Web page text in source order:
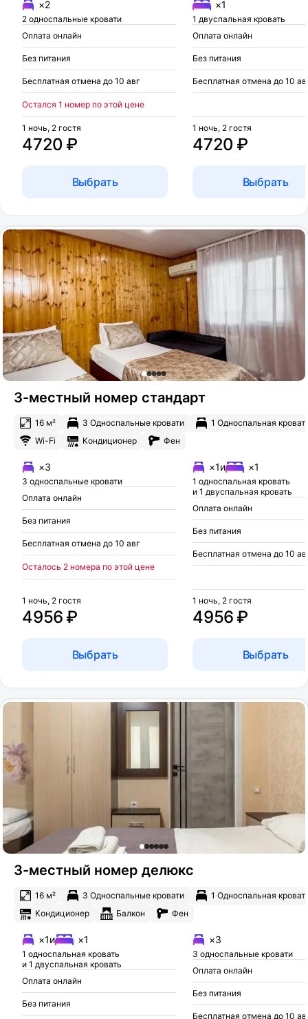
×2
2 односпальные кровати
Оплата онлайн
Без питания
Бесплатная отмена до 10 авг
Остался 1 номер по этой цене
4720 ₽
1 ночь, 2 гостя
Выбрать
×1
1 двуспальная кровать
Оплата онлайн
Без питания
Бесплатная отмена до 10
4720 ₽
1 ночь, 2 гостя
Выбрать
3-местный номер стандарт
16 м² 3 Односпальные кровати
1 Односпальная
Wi-Fi
Кондиционер Фен
×3
3 односпальные кровати
Оплата онлайн
Без питания
Бесплатная отмена до 10 авг
Осталось 2 номера по этой цене
4956 ₽
1 ночь, 2 гостя
Выбрать
×1и ×1
1 односпальная кровать
и 1 двуспальная кровать
Оплата онлайн
Без питания
Бесплатная отмена до 10
4956 ₽
1 ночь, 2 гостя
Выбрать
3-местный номер делюкс
16 м² 3 Односпальные кровати
1 Односпальная
Кондиционер
Балкон Фен
×1и ×1
1 односпальная кровать
и 1 двуспальная кровать
Оплата онлайн
Без питания
×3
3 односпальные кровати
Оплата онлайн
Без питания
Бесплатная отмена до 10